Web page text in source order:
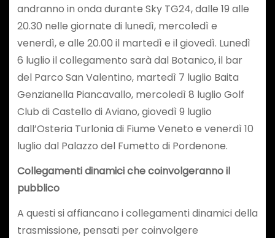
andranno in onda durante Sky TG24, dalle 19 alle
20.30 nelle giornate di lunedì, mercoledì e
venerdì, e alle 20.00 il martedì e il giovedì. Lunedì
6 luglio il collegamento sarà dal Botanico, il bar
del Parco San Valentino, martedì 7 luglio Baita
Genzianella Piancavallo, mercoledì 8 luglio Golf
Club di Castello di Aviano, giovedì 9 luglio
dall’Osteria Turlonia di Fiume Veneto e venerdì 10
luglio dal Palazzo del Fumetto di Pordenone.
Collegamenti dinamici che coinvolgeranno il
pubblico
A questi si affiancano i collegamenti dinamici della
trasmissione, pensati per coinvolgere